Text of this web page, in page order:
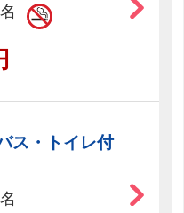
ス・トイレ付